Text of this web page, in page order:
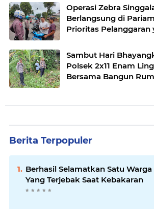
Operasi Zebra
Berlangsung di
Prioritas Pelanggaran
Sambut Hari
Polsek 2x11 Enam
Bersama Bangun
Berita Terpopuler
Berhasil Selamatkan Satu Warga
Yang Terjebak Saat Kebakaran